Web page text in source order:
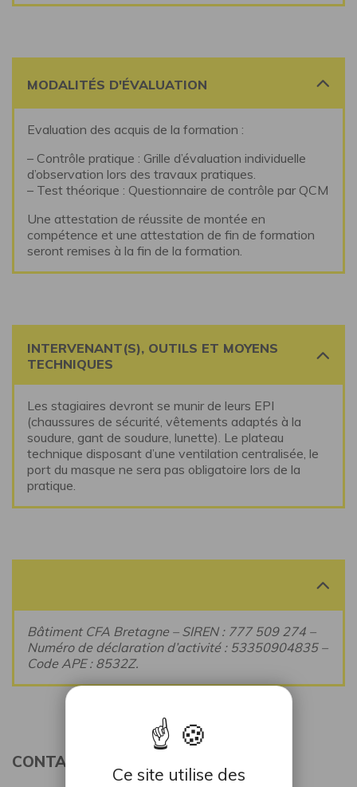
Ce site utilise des
MODALITÉS D'ÉVALUATION
Evaluation des acquis de la formation :
– Contrôle pratique : Grille d’évaluation individuelle
d’observation lors des travaux pratiques.
– Test théorique : Questionnaire de contrôle par QCM
Une attestation de réussite de montée en
compétence et une attestation de fin de formation
seront remises à la fin de la formation.
INTERVENANT(S), OUTILS ET MOYENS
TECHNIQUES
Les stagiaires devront se munir de leurs EPI
(chaussures de sécurité, vêtements adaptés à la
soudure, gant de soudure, lunette). Le plateau
technique disposant d’une ventilation centralisée, le
port du masque ne sera pas obligatoire lors de la
pratique.
Bâtiment CFA Bretagne – SIREN : 777 509 274 –
Numéro de déclaration d’activité : 53350904835 –
Code APE : 8532Z.
CONTACT FORMATION CONTINUE